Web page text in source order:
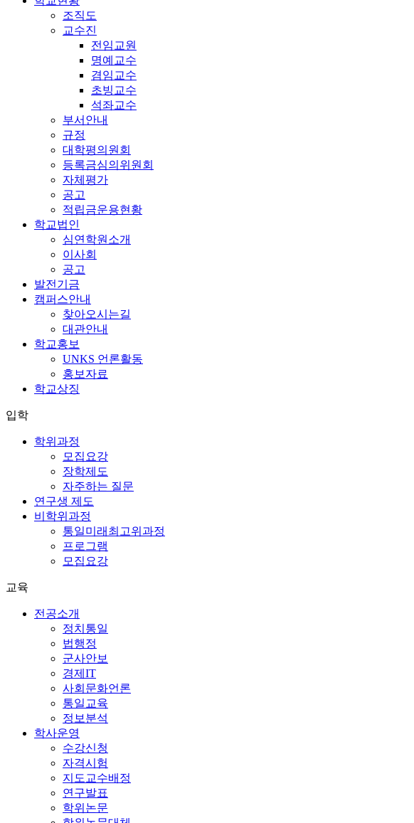
조직도
교수진
전임교원
명예교수
겸임교수
초빙교수
석좌교수
부서안내
규정
대학평의원회
등록금심의위원회
자체평가
공고
적립금운용현황
학교법인
심연학원소개
이사회
공고
발전기금
캠퍼스안내
찾아오시는길
대관안내
학교홍보
UNKS 언론활동
홍보자료
학교상징
입학
학위과정
모집요강
장학제도
자주하는 질문
연구생 제도
비학위과정
통일미래최고위과정
프로그램
모집요강
교육
전공소개
정치통일
법행정
군사안보
경제IT
사회문화언론
통일교육
정보분석
학사운영
수강신청
자격시험
지도교수배정
연구발표
학위논문